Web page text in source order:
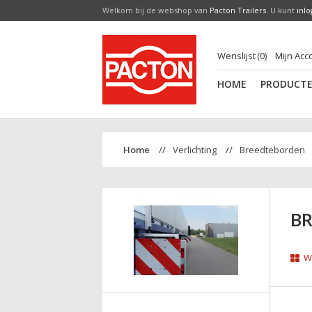
Welkom bij de webshop van Pacton Trailers. U kunt
Wenslijst 0 Mijn
HOME
Verlichting Breedteborden